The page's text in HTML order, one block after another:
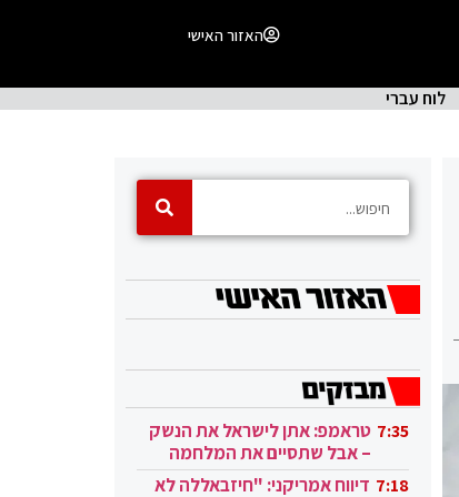
האזור האישי
לוח עברי
7:35 טראמפ: אתן לישראל את הנשק
– אבל שתסיים את המלחמה
בעזה 7:18 דיווח אמריקני: "חיזבאללה לא